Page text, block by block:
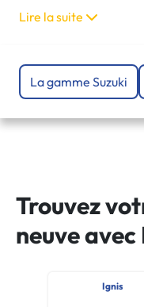
écoute, afin de vous
Lire la suite
La gamme Suzuki
Trouvez
neuve
Ignis